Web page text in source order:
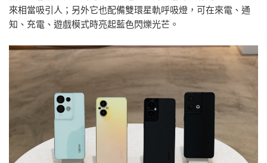
來相當吸引人；另外它也配備雙環星軌呼吸燈，可在來電、通
知、充電、遊戲模式時亮起藍色閃爍光芒。